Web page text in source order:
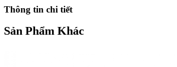
Thông tin chi tiết
Sản Phẩm Khác